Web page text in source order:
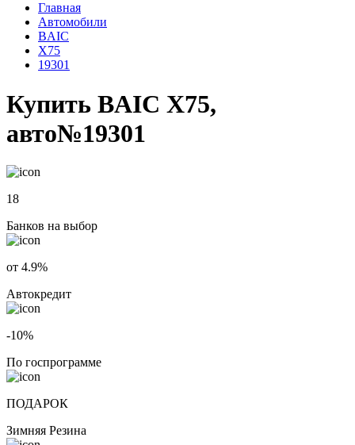
Главная
Автомобили
BAIC
X75
19301
Купить BAIC X75,
авто№19301
18
Банков на выбор
от 4.9%
Автокредит
-10%
По госпрограмме
ПОДАРОК
Зимняя Резина